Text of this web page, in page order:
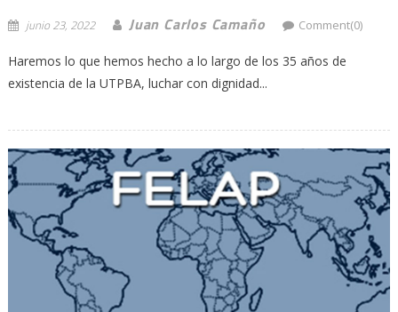
junio 23, 2022 Juan Carlos Camaño Comment(0)
Haremos lo que hemos hecho a lo largo de los 35 años de
existencia de la UTPBA, luchar con dignidad...